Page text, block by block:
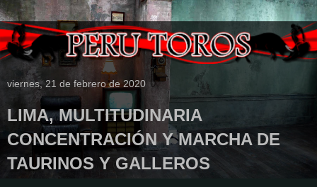
viernes, 21 de febrero de 2020
LIMA, MULTITUDINARIA
CONCENTRACIÓN Y MARCHA DE
TAURINOS Y GALLEROS